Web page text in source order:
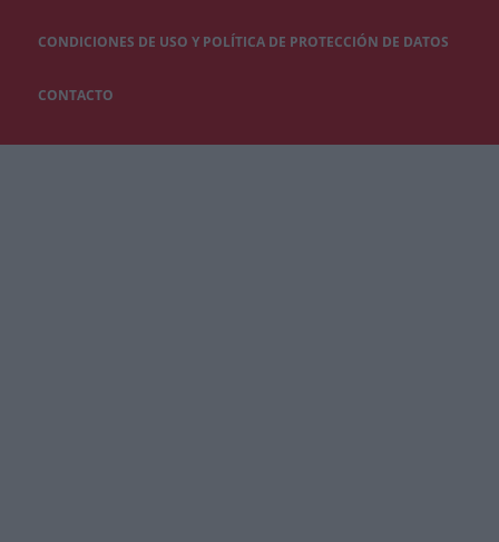
CONDICIONES DE USO Y POLÍTICA DE PROTECCIÓN DE DATOS
CONTACTO